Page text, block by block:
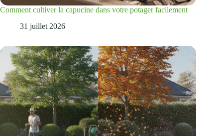
Comment cultiver la capucine dans votre potager facilement
31 juillet 2026